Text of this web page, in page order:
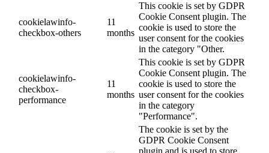
cookielawinfo-
checkbox-others
11
months
This cookie is set by GDPR
Cookie Consent plugin. The
cookie is used to store the
user consent for the cookies
in the category "Other.
cookielawinfo-
checkbox-
performance
11
months
This cookie is set by GDPR
Cookie Consent plugin. The
cookie is used to store the
user consent for the cookies
in the category
"Performance".
The cookie is set by the
GDPR Cookie Consent
plugin and is used to store